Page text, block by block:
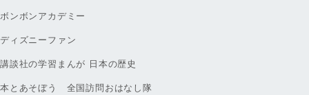
ボンボンアカデミー
ディズニーファン
講談社の学習まんが 日本の歴史
本とあそぼう 全国訪問おはなし隊